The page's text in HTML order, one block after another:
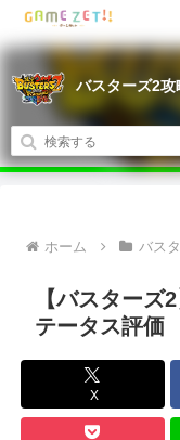
バスターズ2
ホーム バス
【バスターズ
テータス評価
X